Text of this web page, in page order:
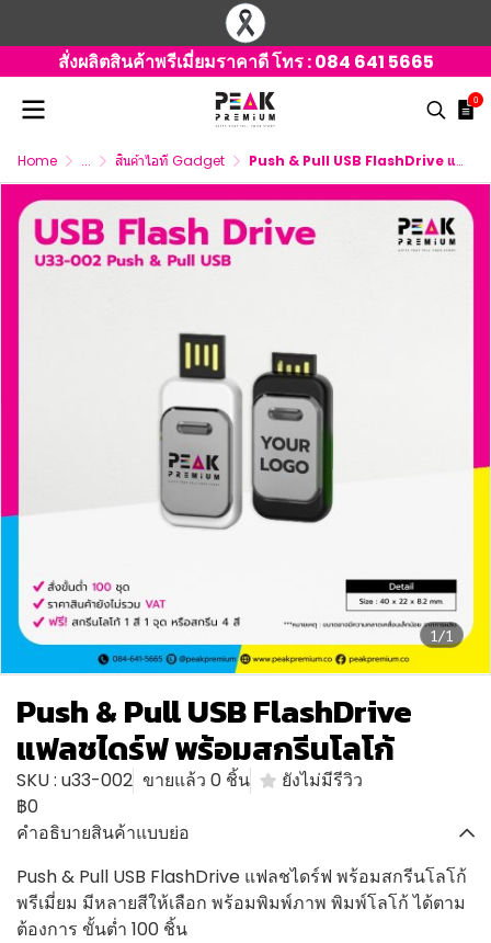
สั่งผลิตสินค้าพรีเมี่ยมราคาดี โทร :084 641 5665
0
Home ... สินค้าไอที Gadget Push & Pull USB FlashDrive แฟลชไดร์ฟ พร้อมสกรีนโลโก้
1/1
Push & Pull USB FlashDrive
แฟลชไดร์ฟ พร้อมสกรีนโลโก้
SKU : u33-002 ขายแล้ว 0 ชิ้น
ยังไม่มีรีวิว
฿0
คำอธิบายสินค้าแบบย่อ
Push & Pull USB FlashDrive แฟลชไดร์ฟ พร้อมสกรีนโลโก้
พรีเมี่ยม มีหลายสีให้เลือก พร้อมพิมพ์ภาพ พิมพ์โลโก้ ได้ตาม
ต้องการ ขั้นต่ำ 100 ชิ้น